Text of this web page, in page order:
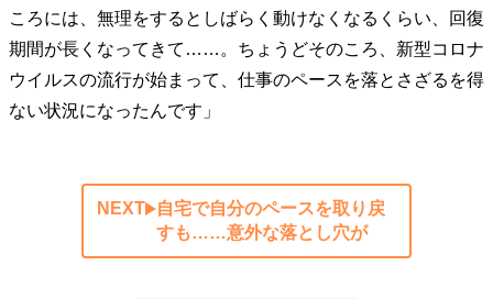
ころには、無理をするとしばらく動けなくなるくらい、回復
期間が長くなってきて……。ちょうどそのころ、新型コロナ
ウイルスの流行が始まって、仕事のペースを落とさざるを得
ない状況になったんです」
NEXT
自宅で自分のペースを取り戻
すも……意外な落とし穴が